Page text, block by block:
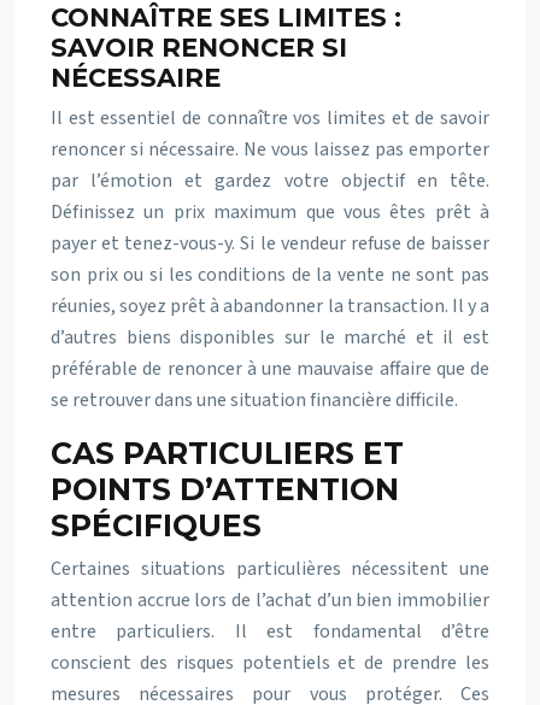
CONNAÎTRE SES LIMITES :
SAVOIR RENONCER SI
NÉCESSAIRE
Il est essentiel de connaître vos limites et de savoir
renoncer si nécessaire. Ne vous laissez pas emporter
par l’émotion et gardez votre objectif en tête.
Définissez un prix maximum que vous êtes prêt à
payer et tenez-vous-y. Si le vendeur refuse de baisser
son prix ou si les conditions de la vente ne sont pas
réunies, soyez prêt à abandonner la transaction. Il y a
d’autres biens disponibles sur le marché et il est
préférable de renoncer à une mauvaise affaire que de
se retrouver dans une situation financière difficile.
CAS PARTICULIERS ET
POINTS D’ATTENTION
SPÉCIFIQUES
Certaines situations particulières nécessitent une
attention accrue lors de l’achat d’un bien immobilier
entre particuliers. Il est fondamental d’être
conscient des risques potentiels et de prendre les
mesures nécessaires pour vous protéger. Ces